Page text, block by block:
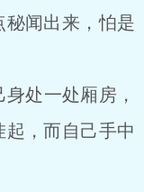
闻出来，怕是
处一处厢房，
起，而自己手中